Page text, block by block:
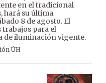
en el tradicional
hará su última
8 de agosto. El
trabajos para el
de iluminación vigente.
ÚH